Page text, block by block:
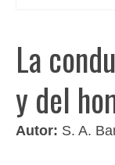
La
y del
Autor: S. A.